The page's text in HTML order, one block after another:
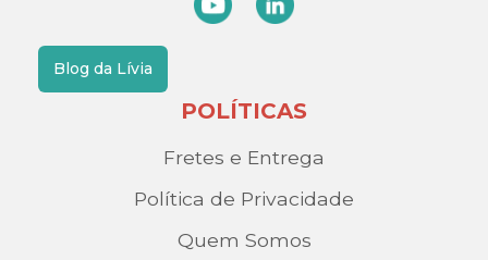
Blog da Lívia
POLÍTICAS
Fretes e Entrega
Política de Privacidade
Quem Somos